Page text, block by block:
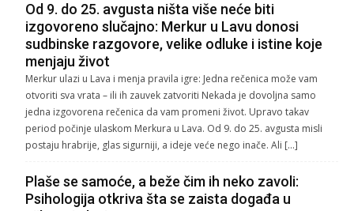
Od 9. do 25. avgusta ništa više neće biti
izgovoreno slučajno: Merkur u Lavu donosi
sudbinske razgovore, velike odluke i istine koje
menjaju život
Merkur ulazi u Lava i menja pravila igre: Jedna rečenica može vam
otvoriti sva vrata – ili ih zauvek zatvoriti Nekada je dovoljna samo
jedna izgovorena rečenica da vam promeni život. Upravo takav
period počinje ulaskom Merkura u Lava. Od 9. do 25. avgusta misli
postaju hrabrije, glas sigurniji, a ideje veće nego inače. Ali […]
Plaše se samoće, a beže čim ih neko zavoli:
Psihologija otkriva šta se zaista događa u